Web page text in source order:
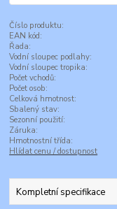
Číslo produktu:
EAN kód:
Řada:
Vodní sloupec podlahy:
Vodní sloupec tropika:
Počet vchodů:
Počet osob:
Celková hmotnost:
Sbalený stav:
Sezonní použití:
Záruka:
Hmotnostní třída:
Hlídat cenu / dostupnost
Kompletní specifikace